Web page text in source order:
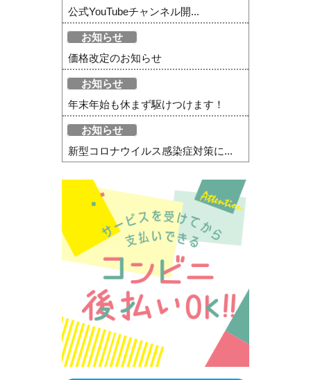
公式YouTubeチャンネル開...
お知らせ
価格改定のお知らせ
お知らせ
年末年始も休まず駆けつけます！
お知らせ
新型コロナウイルス感染症対策に...